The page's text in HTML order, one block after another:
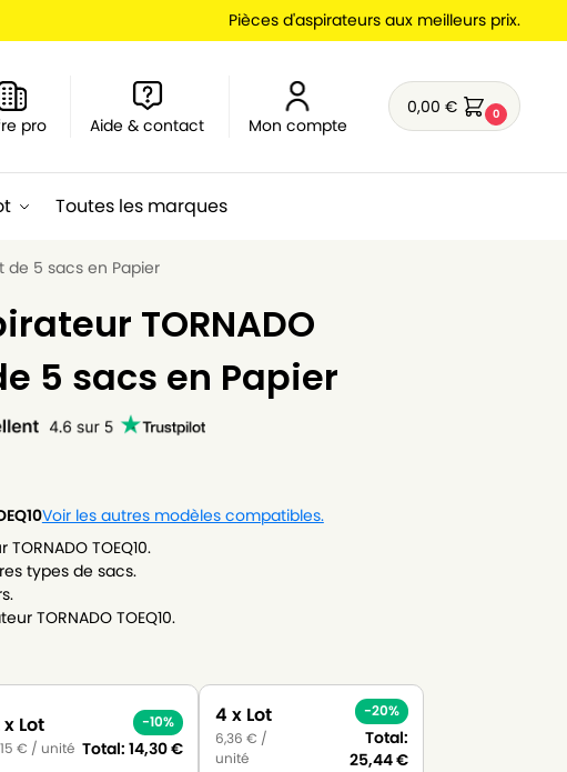
Pièces d'aspirateurs aux meilleurs prix.
pro Aide & contact Mon compte
0,00€ 0
Toutes les marques
de 5 sacs en Papier
TORNADO
5 sacs en Papier
Voir les autres modèles compatibles.
TOEQ10.
types de sacs.
TORNADO TOEQ10.
x Lot
€ / unité
-10%
Total: 14,30€
4 x Lot
6,36 € /
unité
-20%
Total:
25,44€